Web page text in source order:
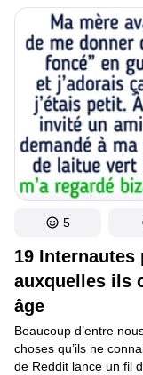
19 Internautes
auxquelles ils
âge
Beaucoup d’entre
choses qu’ils ne
de Reddit lance un fil
5